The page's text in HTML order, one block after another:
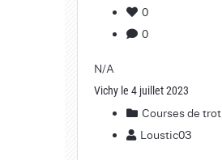
0
0
N/A
Vichy le 4 juillet 2023
Courses de trot
Loustic03